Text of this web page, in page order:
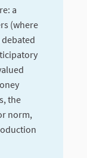
a
(where
the
norm,